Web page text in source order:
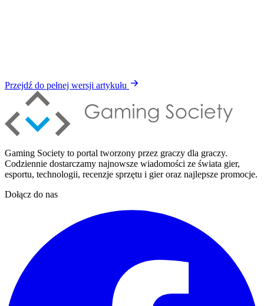
Przejdź do pełnej wersji artykułu
Gaming Society to portal tworzony przez graczy dla graczy.
Codziennie dostarczamy najnowsze wiadomości ze świata gier,
esportu, technologii, recenzje sprzętu i gier oraz najlepsze promocje.
Dołącz do nas